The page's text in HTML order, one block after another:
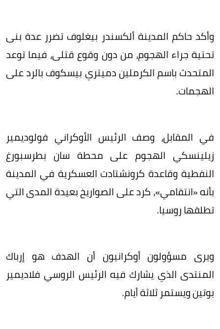
وأكد حاكم المدينة ألكسندر بيغلوف تضرر عدة بنى
تحتية جراء الهجوم، من دون وقوع قتلى، فيما توعد
المتحدث باسم الكرملين دميتري بيسكوف بالرد على
الهجمات.
في المقابل، وصف الرئيس الأوكراني فولوديمير
زيلينسكي الهجوم على محطة سان بطرسبورغ
النفطية وقاعدة كرونشتادت العسكرية في المدينة
بأنه «انتقامي»، كرد على الصواريخ بعيدة المدى التي
تطلقها روسيا.
ويرى مسؤولون أوكرانيون أن الهدف هو إرباك
المنتدى الذي يشارك فيه الرئيس الروسي فلاديمير
بوتين ويستمر ثلاثة أيام.